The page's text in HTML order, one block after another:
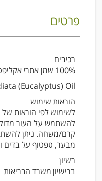
פרטים
רכיבים
100% שמן אתרי אקליפטוס טהור.
(Eucalyptus) Oil
הוראות שימוש
לשימוש לפי הוראות של
להשתמש על העור
קרם/משחה. ניתן
מבער, טפטוף על בדים
רשיון
ברישיון משרד הבריאות